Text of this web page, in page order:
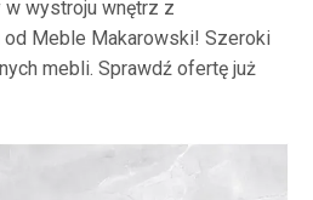
w wystroju wnętrz z
Meble Makarowski! Szeroki
mebli. Sprawdź ofertę już